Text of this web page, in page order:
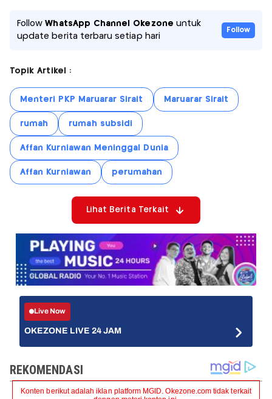
FollowWhatsApp Channel Okezone untuk
update berita terbaru setiap hari
Follow
Topik Artikel :
Menteri PKP Maruarar Sirait Maruarar Sirait
rumah rumah subsidi
Affan Kurniawan Meninggal Dunia
Affan Kurniawan perumahan
Lihat Berita Terkait
Live Now
OKEZONE LIVE 24 JAM